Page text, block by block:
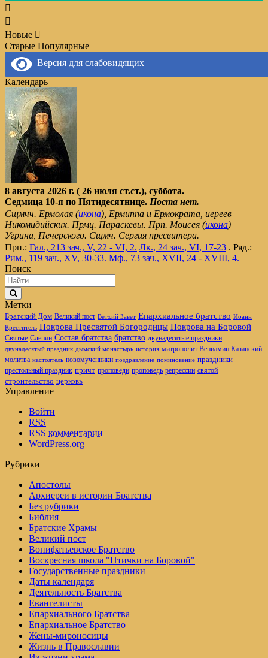
Новые
Старые Популярные
Версия для слабовидящих
Календарь
8 августа 2026 г. ( 26 июля ст.ст.), суббота.
Седмица 10-я по Пятидесятнице. Поста нет.
Сщмчч. Ермолая (икона), Ермиппа и Ермократа, иереев
Никомидийских. Прмц. Параскевы. Прп. Моисея (икона)
Угрина, Печерского. Сщмч. Сергия пресвитера.
Прп.: Гал., 213 зач., V, 22 - VI, 2. Лк., 24 зач., VI, 17-23 . Ряд.:
Рим., 119 зач., XV, 30-33. Мф., 73 зач., XVII, 24 - XVIII, 4.
Поиск
Метки
Братский Дом Великий пост Ветхий Завет Епархиальное братство Иоанн
Креститель Покрова Пресвятой Богородицы Покрова на Боровой
Святые Слепян Состав братства братство двунадесятые праздники
двунадесятый праздник дымский монастырь история митрополит Вениамин Казанский
молитва настоятель новомученники поздравление поминовение праздники
престольный праздник причт проповеди проповедь репрессии святой
строительство церковь
Управление
Войти
RSS
RSS комментарии
WordPress.org
Рубрики
Апостолы
Архиереи в истории Братства
Без рубрики
Библия
Братские Храмы
Великий пост
Вонифатьевское Братство
Воскресная школа "Птички на Боровой"
Государственные праздники
Даты календаря
Деятельность Братства
Евангелисты
Епархиального Братства
Епархиальное Братство
Жены-мироносицы
Жизнь в Православии